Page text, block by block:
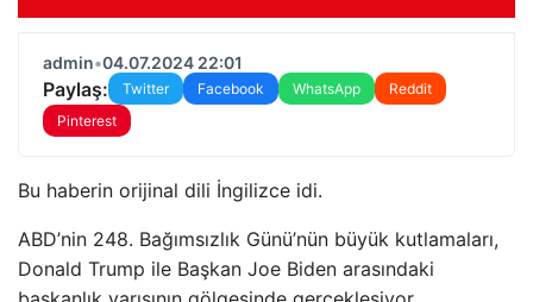
admin•04.07.2024 22:01
Paylaş: Twitter Facebook WhatsApp
Reddit
Pinterest
Bu haberin orijinal dili İngilizce idi.
ABD’nin 248. Bağımsızlık Günü’nün büyük kutlamaları,
Donald Trump ile Başkan Joe Biden arasındaki